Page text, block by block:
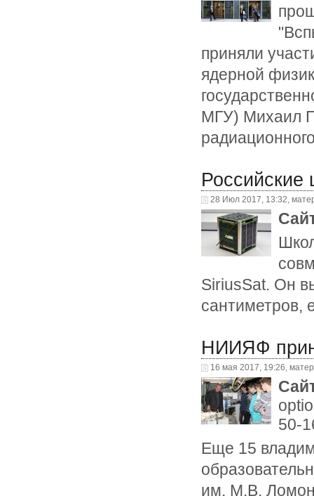
приняли
ядерной
МГУ) Михаил
Российские
28 Июл 2017, 13:32,
SiriusSat. Он
сантиметров,
НИИЯФ
16 мая 2017, 19:26,
50-
Еще 15
им. М.В.